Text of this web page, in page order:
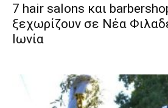
7 hair salons και
ξεχωρίζουν σε Νέα
Ιωνία